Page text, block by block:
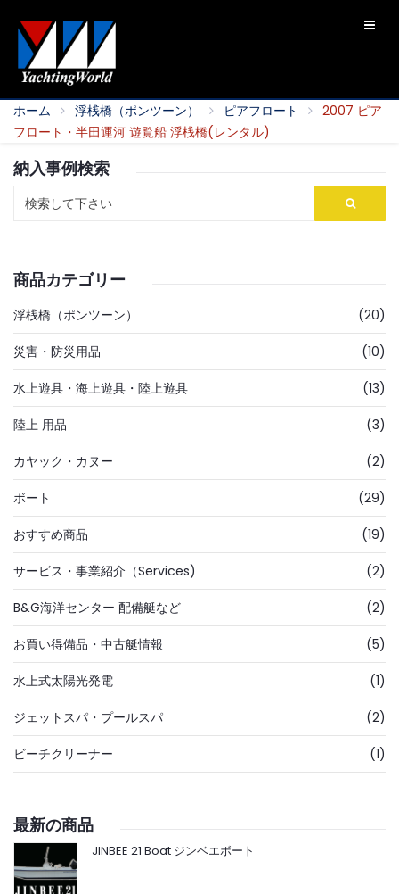
ホーム 浮桟橋（ポンツーン） ピアフロート
2007 ピア
フロート・半田運河 遊覧船 浮桟橋(レンタル)
納入事例検索
商品カテゴリー
浮桟橋（ポンツーン）
(20)
災害・防災用品 (10)
水上遊具・海上遊具・陸上遊具 (13)
陸上 用品 (3)
カヤック・カヌー (2)
ボート (29)
おすすめ商品 (19)
サービス・事業紹介（Services) (2)
B&G海洋センター 配備艇など (2)
お買い得備品・中古艇情報 (5)
水上式太陽光発電 (1)
ジェットスパ・プールスパ (2)
ビーチクリーナー (1)
最新の商品
JINBEE 21 Boat ジンベエボート